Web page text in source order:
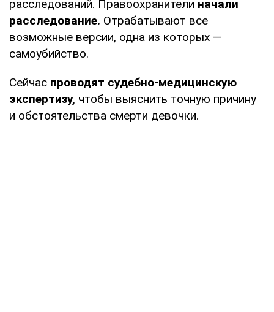
расследований. Правоохранители начали
расследование. Отрабатывают все
возможные версии, одна из которых —
самоубийство.
Сейчас проводят судебно-медицинскую
экспертизу, чтобы выяснить точную причину
и обстоятельства смерти девочки.